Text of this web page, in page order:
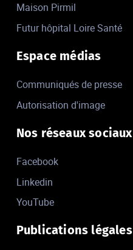
Maison Pirmil
Futur hôpital Loire Santé
Espace médias
Communiqués de presse
Autorisation d'image
Nos réseaux sociaux
Facebook
Linkedin
YouTube
Publications légales